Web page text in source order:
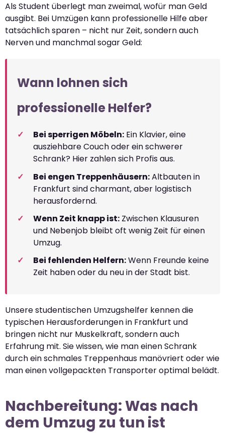
Als Student überlegt man zweimal, wofür man Geld
ausgibt. Bei Umzügen kann professionelle Hilfe aber
tatsächlich sparen – nicht nur Zeit, sondern auch
Nerven und manchmal sogar Geld:
Wann lohnen sich
professionelle Helfer?
Bei sperrigen Möbeln: Ein Klavier, eine
ausziehbare Couch oder ein schwerer
Schrank? Hier zahlen sich Profis aus.
Bei engen Treppenhäusern:Altbauten in
Frankfurt sind charmant, aber logistisch
herausfordernd.
Wenn Zeit knapp ist: Zwischen Klausuren
und Nebenjob bleibt oft wenig Zeit für einen
Umzug.
Bei fehlenden Helfern:Wenn Freunde keine
Zeit haben oder du neu in der Stadt bist.
Unsere studentischen Umzugshelfer kennen die
typischen Herausforderungen in Frankfurt und
bringen nicht nur Muskelkraft, sondern auch
Erfahrung mit. Sie wissen, wie man einen Schrank
durch ein schmales Treppenhaus manövriert oder wie
man einen vollgepackten Transporter optimal belädt.
Nachbereitung: Was nach
dem Umzug zu tun ist